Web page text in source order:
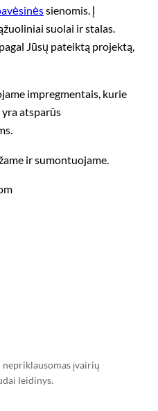
sienomis. Į
suolai ir stalas.
Jūsų pateiktą projektą,
impregmentais, kurie
atsparūs
ir sumontuojame.
įvairių
leidinys.